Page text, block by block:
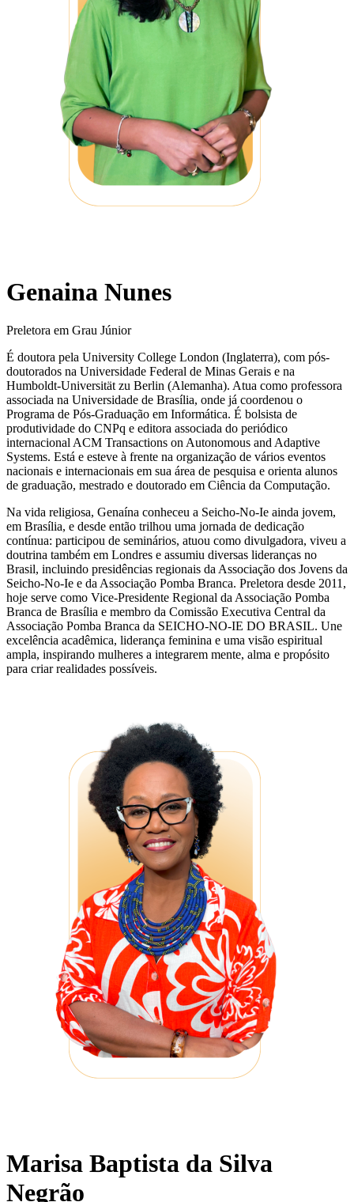
Genaina Nunes
Preletora em Grau Júnior
É doutora pela University College London (Inglaterra), com pós-
doutorados na Universidade Federal de Minas Gerais e na
Humboldt-Universität zu Berlin (Alemanha). Atua como professora
associada na Universidade de Brasília, onde já coordenou o
Programa de Pós-Graduação em Informática. É bolsista de
produtividade do CNPq e editora associada do periódico
internacional ACM Transactions on Autonomous and Adaptive
Systems. Está e esteve à frente na organização de vários eventos
nacionais e internacionais em sua área de pesquisa e orienta alunos
de graduação, mestrado e doutorado em Ciência da Computação.
Na vida religiosa, Genaína conheceu a Seicho-No-Ie ainda jovem,
em Brasília, e desde então trilhou uma jornada de dedicação
contínua: participou de seminários, atuou como divulgadora, viveu a
doutrina também em Londres e assumiu diversas lideranças no
Brasil, incluindo presidências regionais da Associação dos Jovens da
Seicho-No-Ie e da Associação Pomba Branca. Preletora desde 2011,
hoje serve como Vice-Presidente Regional da Associação Pomba
Branca de Brasília e membro da Comissão Executiva Central da
Associação Pomba Branca da SEICHO-NO-IE DO BRASIL. Une
excelência acadêmica, liderança feminina e uma visão espiritual
ampla, inspirando mulheres a integrarem mente, alma e propósito
para criar realidades possíveis.
Marisa Baptista da Silva
Negrão